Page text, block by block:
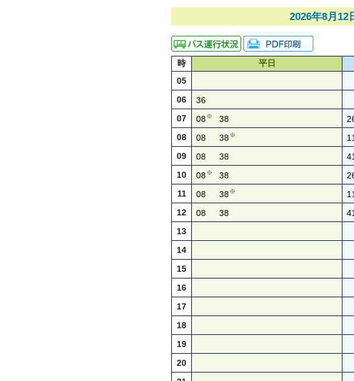
2026年8月12
時 平日
05
06
36
07
08※ 38
08 08 38※ 11
09 08 38 41
10
08※ 38
11 08 38※ 11
12 08 38 41
13
14
15
16
17
18
19
20